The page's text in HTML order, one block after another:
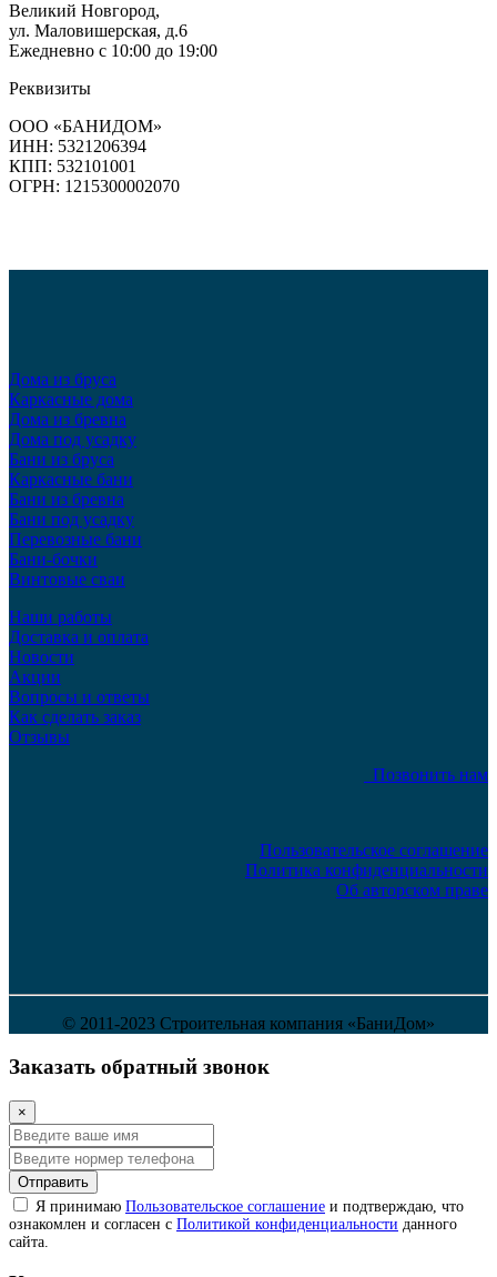
Великий Новгород,
ул. Маловишерская, д.6
Ежедневно с 10:00 до 19:00
Реквизиты
ООО «БАНИДОМ»
ИНН: 5321206394
КПП: 532101001
ОГРН: 1215300002070
Дома из бруса
Каркасные дома
Дома из бревна
Дома под усадку
Бани из бруса
Каркасные бани
Бани из бревна
Бани под усадку
Перевозные бани
Бани-бочки
Винтовые сваи
Наши работы
Доставка и оплата
Новости
Акции
Вопросы и ответы
Как сделать заказ
Отзывы
Позвонить нам
Пользовательское соглашение
Политика конфиденциальности
Об авторском праве
© 2011-2023 Строительная компания «БаниДом»
Заказать обратный звонок
×
Отправить
Я принимаю Пользовательское соглашение и подтверждаю, что
ознакомлен и согласен с Политикой конфиденциальности данного
сайта.